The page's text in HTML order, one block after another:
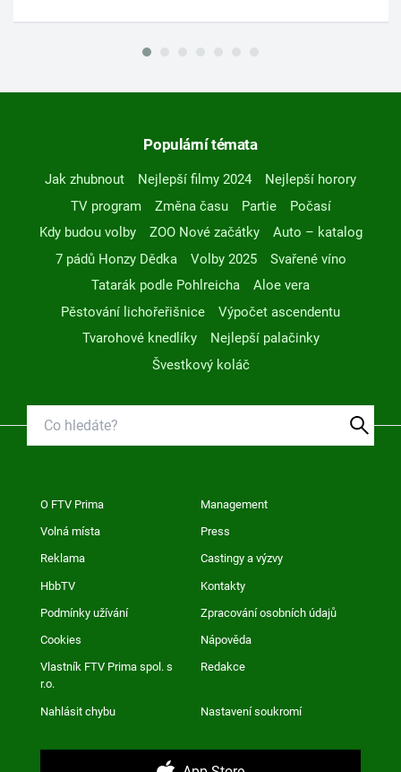
Populární témata
Jak zhubnout Nejlepší filmy 2024
Nejlepší horory
TV program
Změna času Partie
Počasí
Kdy budou volby
ZOO Nové začátky
Auto – katalog
7 pádů Honzy Dědka
Volby 2025
Svařené víno
Tatarák podle Pohlreicha
Aloe vera
Pěstování lichořeřišnice
Výpočet ascendentu
Tvarohové knedlíky
Nejlepší palačinky
Švestkový koláč
O FTV Prima Management
Volná místa Press
Reklama Castingy a výzvy
HbbTV Kontakty
Podmínky užívání Zpracování osobních údajů
Cookies Nápověda
Vlastník FTV Prima spol. s
r.o.
Redakce
Nahlásit chybu Nastavení soukromí